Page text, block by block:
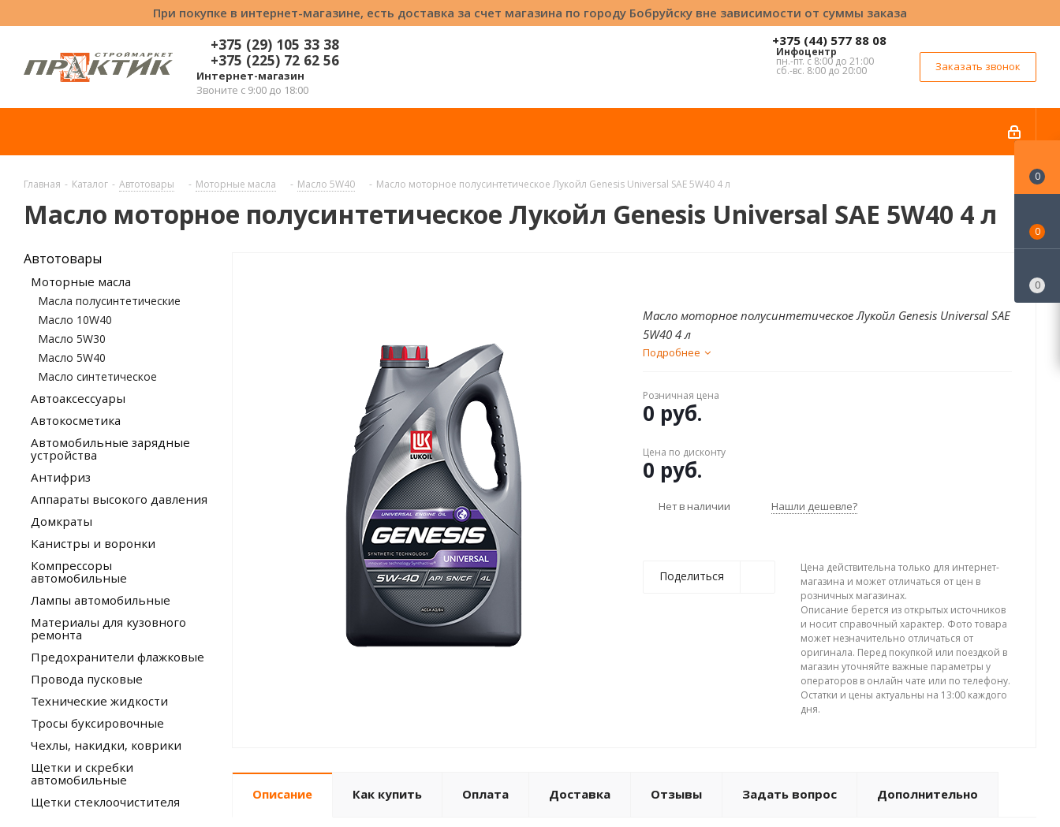
При покупке в интернет-магазине, есть доставка за счет магазина по городу Бобруйску вне зависимости от суммы заказа
+375 (29) 105 33 38
+375 (225) 72 62 56
Интернет-магазин
Звоните с 9:00 до 18:00
+375 (44) 577 88 08
Инфоцентр
пн.-пт. с 8:00 до 21:00
сб.-вс. 8:00 до 20:00 Заказать звонок
Главная - Каталог - Автотовары - Моторные масла - Масло 5W40 - Масло моторное полусинтетическое Лукойл Genesis Universal SAE 5W40 4 л
Масло моторное полусинтетическое Лукойл Genesis Universal SAE 5W40 4 л
Масло моторное полусинтетическое Лукойл Genesis Universal SAE
5W40 4 л
Подробнее
Розничная цена
0 руб.
Цена по дисконту
0 руб.
Нет в наличии Нашли дешевле?
Поделиться
Цена действительна только для интернет-
магазина и может отличаться от цен в
розничных магазинах.
Описание берется из открытых источников
и носит справочный характер. Фото товара
может незначительно отличаться от
оригинала. Перед покупкой или поездкой в
магазин уточняйте важные параметры у
операторов в онлайн чате или по телефону.
Остатки и цены актуальны на 13:00 каждого
дня.
Описание Как купить Оплата Доставка Отзывы Задать вопрос Дополнительно
Автотовары
Моторные масла
Масла полусинтетические
Масло 10W40
Масло 5W30
Масло 5W40
Масло синтетическое
Автоаксессуары
Автокосметика
Автомобильные зарядные
устройства
Антифриз
Аппараты высокого давления
Домкраты
Канистры и воронки
Компрессоры
автомобильные
Лампы автомобильные
Материалы для кузовного
ремонта
Предохранители флажковые
Провода пусковые
Технические жидкости
Тросы буксировочные
Чехлы, накидки, коврики
Щетки и скребки
автомобильные
Щетки стеклоочистителя
0
0
0